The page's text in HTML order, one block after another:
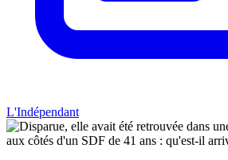
L'Indépendant